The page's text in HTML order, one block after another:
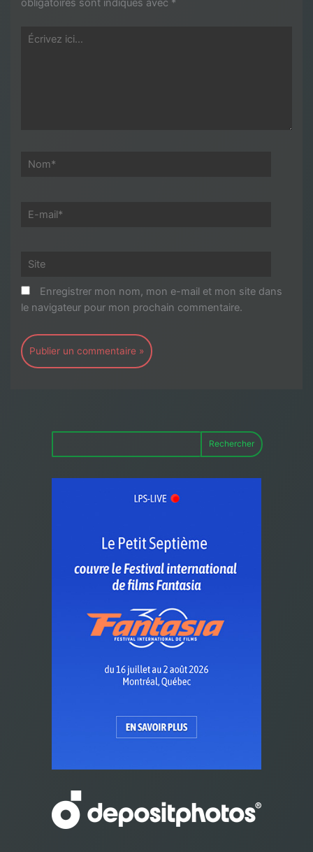
obligatoires sont indiqués avec *
Écrivez
Nom*
E-
Site
Enregistrer mon nom, mon e-mail et mon site dans
le navigateur pour mon prochain commentaire.
Rechercher